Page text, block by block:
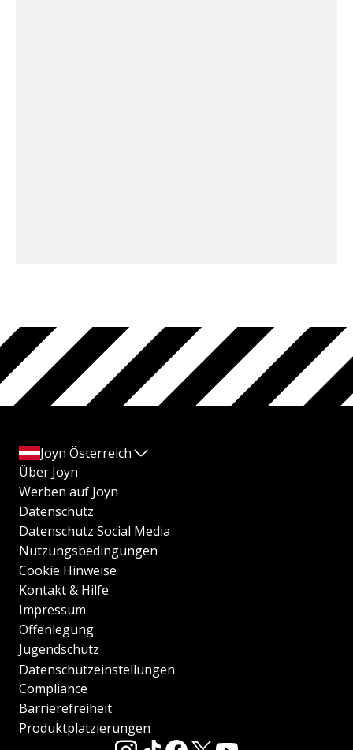
Joyn Österreich
Über Joyn
Werben auf Joyn
Datenschutz
Datenschutz Social Media
Nutzungsbedingungen
Cookie Hinweise
Kontakt & Hilfe
Impressum
Offenlegung
Jugendschutz
Datenschutzeinstellungen
Compliance
Barrierefreiheit
Produktplatzierungen